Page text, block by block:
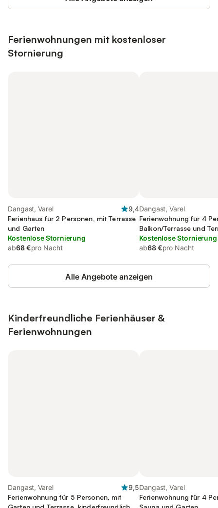
Ferienwohnungen mit kostenloser
Stornierung
Dangast, Varel
9,4
Ferienhaus für 2 Personen, mit Terrasse
und Garten
Kostenlose Stornierung
ab68 €pro Nacht
Dangast, Varel
Ferienwohnung für 4
Balkon/Terrasse und
Kostenlose Stornierung
ab68 €pro Nacht
Alle Angebote anzeigen
Kinderfreundliche Ferienhäuser &
Ferienwohnungen
Dangast, Varel
9,5
Ferienwohnung für 5 Personen, mit
Dangast, Varel
Ferienwohnung für 4